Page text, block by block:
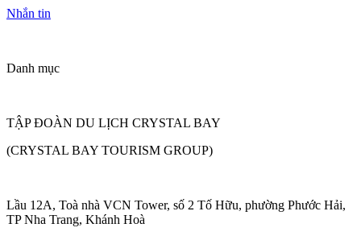
Nhắn tin
Danh mục
TẬP ĐOÀN DU LỊCH CRYSTAL BAY
(CRYSTAL BAY TOURISM GROUP)
Lầu 12A, Toà nhà VCN Tower, số 2 Tố Hữu, phường Phước Hải,
TP Nha Trang, Khánh Hoà